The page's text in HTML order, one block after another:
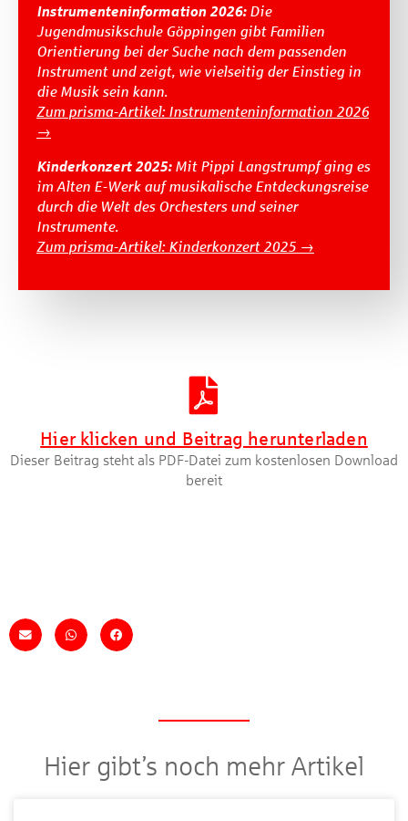
Instrumenteninformation 2026:Die
Jugendmusikschule Göppingen gibt Familien
Orientierung bei der Suche nach dem passenden
Instrument und zeigt, wie vielseitig der Einstieg in
die Musik sein kann.
Zum prisma-Artikel: Instrumenteninformation 2026
→
Kinderkonzert 2025:Mit Pippi Langstrumpf ging es
im Alten E-Werk auf musikalische Entdeckungsreise
durch die Welt des Orchesters und seiner
Instrumente.
Zum prisma-Artikel: Kinderkonzert 2025 →
Hier klicken und Beitrag herunterladen
Dieser Beitrag steht als PDF-Datei zum kostenlosen Download
bereit
Hier gibt’s noch mehr Artikel